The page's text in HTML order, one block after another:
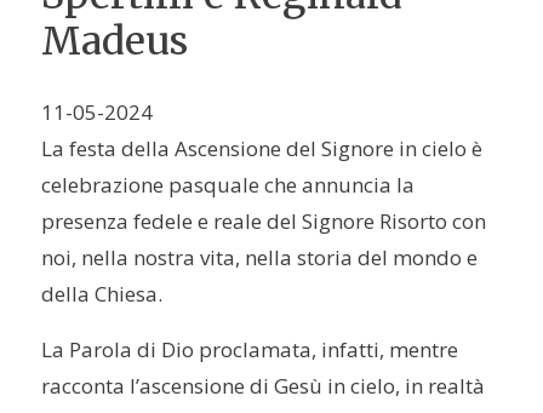
Madeus
11-05-2024
La festa della Ascensione del Signore in cielo è
celebrazione pasquale che annuncia la
presenza fedele e reale del Signore Risorto con
noi, nella nostra vita, nella storia del mondo e
della Chiesa.
La Parola di Dio proclamata, infatti, mentre
racconta l’ascensione di Gesù in cielo, in realtà